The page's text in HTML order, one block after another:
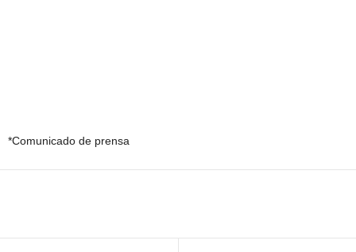
*Comunicado de prensa